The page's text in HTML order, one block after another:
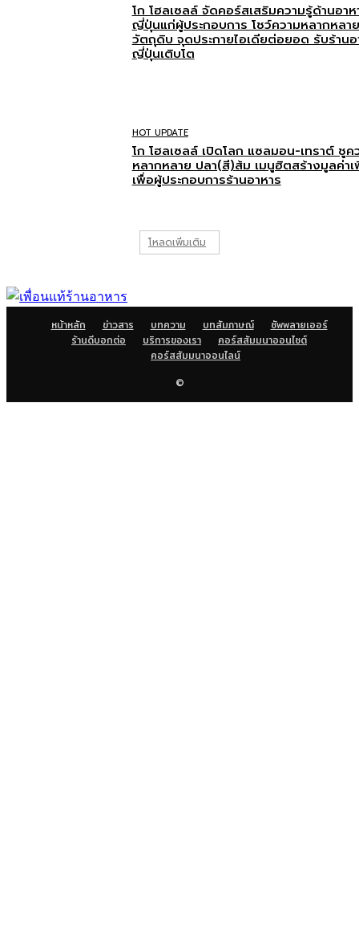
โก โฮลเซลล์ จัดคอร์สเสริมความรู้ด้านอาห
ญี่ปุ่นแก่ผู้ประกอบการ โชว์ความหลากหลาย
วัตถุดิบ จุดประกายไอเดียต่อยอด รับร้านอ
ญี่ปุ่นเติบโต
HOT UPDATE
โก โฮลเซลล์ เปิดโลก แซลมอน-เทราต์ ชูค
หลากหลาย ปลา(สี)ส้ม เมนูฮิตสร้างมูลค่า
เพื่อผู้ประกอบการร้านอาหาร
โหลดเพิ่มเติม
หน้าหลัก ข่าวสาร บทความ บทสัมภาษณ์
ซัพพลายเออร์
ร้านดีบอกต่อ
บริการของเรา
คอร์สสัมมนาออนไซต์
คอร์สสัมมนาออนไลน์
©